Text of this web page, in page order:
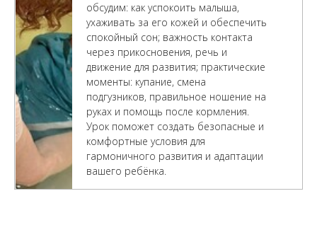
обсудим: как успокоить малыша,
ухаживать за его кожей и обеспечить
спокойный сон; важность контакта
через прикосновения, речь и
движение для развития; практические
моменты: купание, смена
подгузников, правильное ношение на
руках и помощь после кормления.
Урок поможет создать безопасные и
комфортные условия для
гармоничного развития и адаптации
вашего ребёнка.